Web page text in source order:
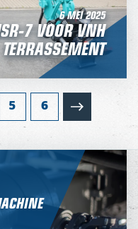
6 MEI 2025
7 VOOR VNH
TERRASSEMENT
5 6